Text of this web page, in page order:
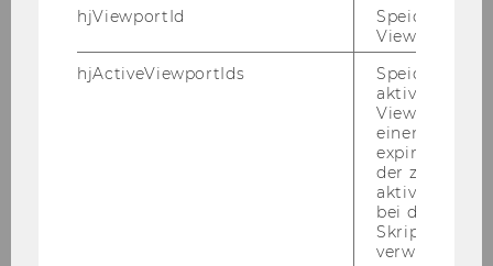
2-6, 1090 Wien zu rich­ten.
Ende der Be­wer­bungs­frist: 12. De­zem­ber
Bitte die Kenn­zahl un­be­dingt an­füh­ren!
Mitteilungsblatt vom 21. November 2007, 9.
hjViewportId
Speichert
Viewport-
hjActiveViewportIds
Speichert die
aktiven
Viewports.
einen
der zur
aktiver
bei der
verwendet